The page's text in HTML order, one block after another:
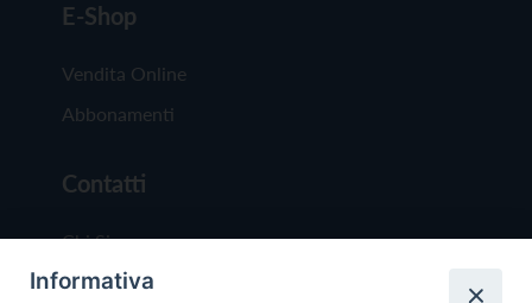
E-Shop
Vendita Online
Abbonamenti
Contatti
Chi Siamo
Redazione
Informativa